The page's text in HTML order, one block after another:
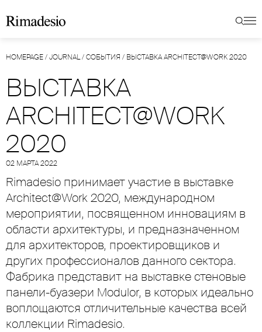
HOMEPAGE/JOURNAL/СОБЫТИЯ / ВЫСТАВКА ARCHITECT@WORK 2020
ВЫСТАВКА
ARCHITECT@WORK
2020
02 МАРТА 2022
Rimadesio принимает участие в выставке
Architect@Work 2020, международном
мероприятии, посвященном инновациям в
области архитектуры, и предназначенном
для архитекторов, проектировщиков и
других профессионалов данного сектора.
Фабрика представит на выставке стеновые
панели-буазери Modulor, в которых идеально
воплощаются отличительные качества всей
коллекции Rimadesio.